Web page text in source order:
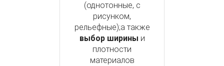
(однотонные, с
рисунком,
рельефные);а также
выбор ширины и
плотности
материалов